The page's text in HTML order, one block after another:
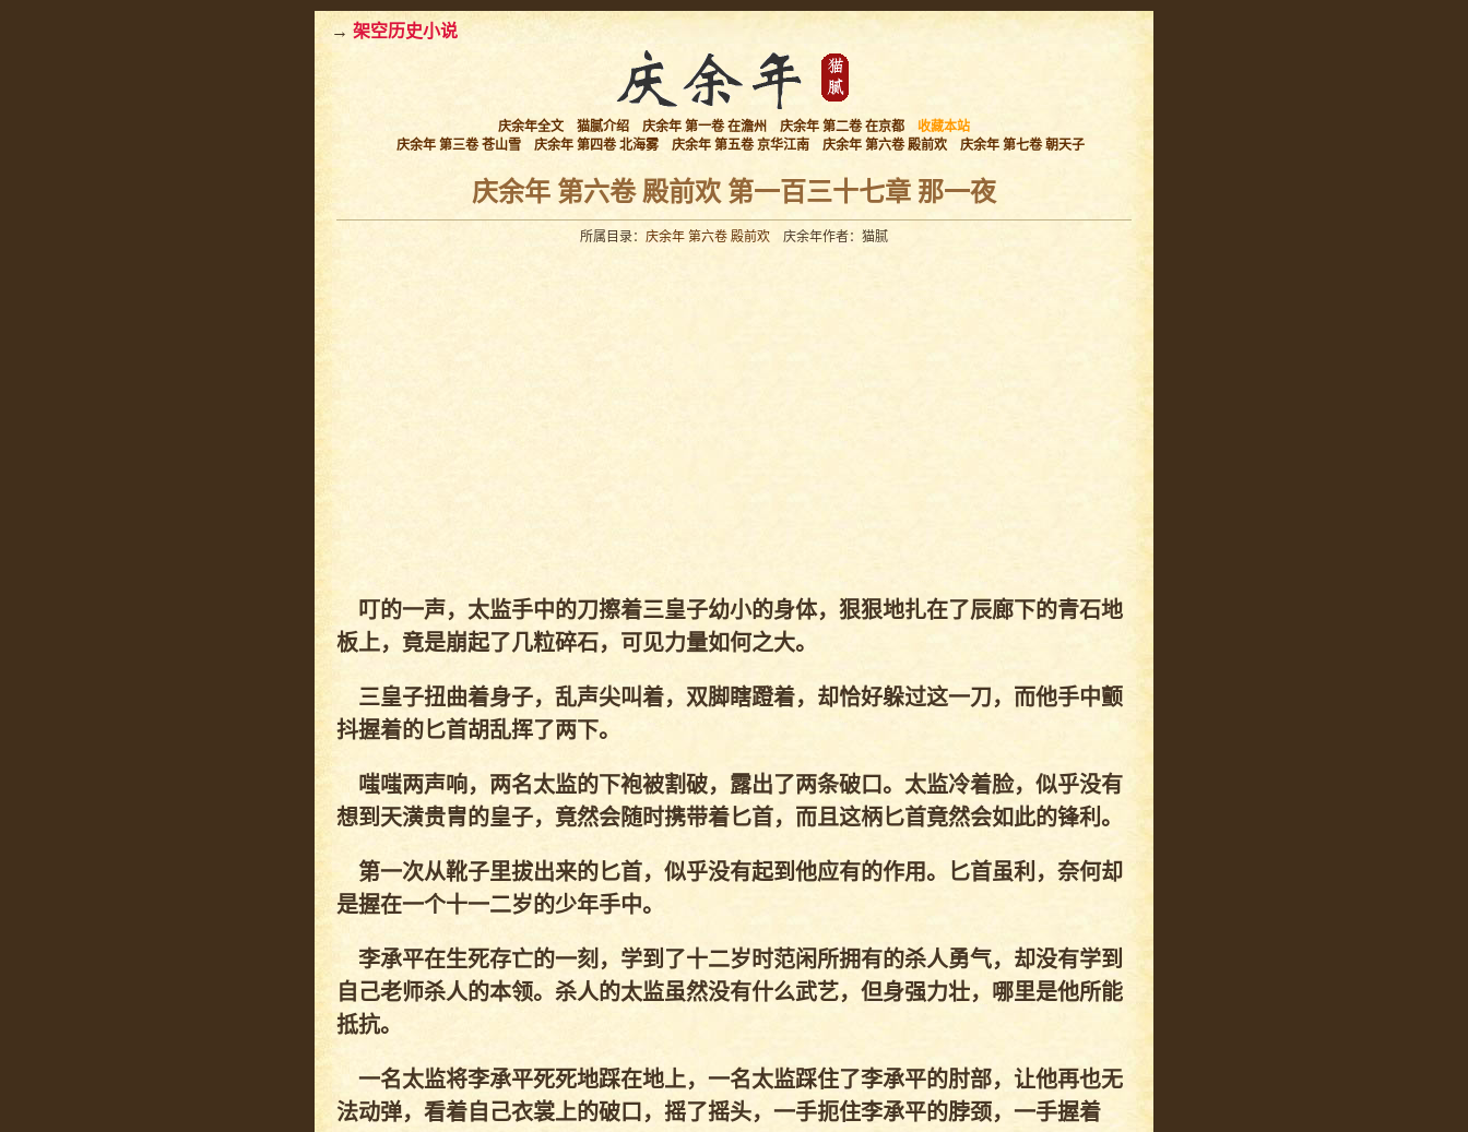
→ 架空历史小说
庆余年全文 猫腻介绍 庆余年 第一卷 在澹州 庆余年 第二卷 在京都
收藏本站
庆余年 第三卷 苍山雪
庆余年 第四卷 北海雾 庆余年 第五卷 京华江南 庆余年 第六卷 殿前欢 庆余年 第七卷 朝天子
庆余年 第六卷 殿前欢 第一百三十七章 那一夜
所属目录： 庆余年 第六卷 殿前欢 庆余年作者：猫腻
叮的一声，太监手中的刀擦着三皇子幼小的身体，狠狠地扎在了辰廊下的青石地
板上，竟是崩起了几粒碎石，可见力量如何之大。
三皇子扭曲着身子，乱声尖叫着，双脚瞎蹬着，却恰好躲过这一刀，而他手中颤
抖握着的匕首胡乱挥了两下。
嗤嗤两声响，两名太监的下袍被割破，露出了两条破口。太监冷着脸，似乎没有
想到天潢贵胄的皇子，竟然会随时携带着匕首，而且这柄匕首竟然会如此的锋利。
第一次从靴子里拔出来的匕首，似乎没有起到他应有的作用。匕首虽利，奈何却
是握在一个十一二岁的少年手中。
李承平在生死存亡的一刻，学到了十二岁时范闲所拥有的杀人勇气，却没有学到
自己老师杀人的本领。杀人的太监虽然没有什么武艺，但身强力壮，哪里是他所能
抵抗。
一名太监将李承平死死地踩在地上，一名太监踩住了李承平的肘部，让他再也无
法动弹，看着自己衣裳上的破口，摇了摇头，一手扼住李承平的脖颈，一手握着